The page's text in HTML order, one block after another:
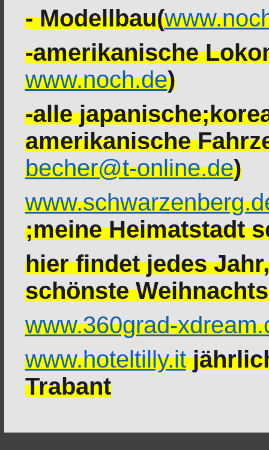
- Modellbau(
-amerikanische
www.noch.de)
-alle
amerikanische
becher@t-online.de)
;meine Heimatstadt
hier findet jedes
schönste
www.360grad-
www.hoteltilly.it
Trabant